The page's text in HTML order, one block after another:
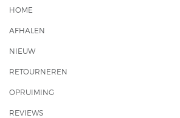
HOME
AFHALEN
NIEUW
RETOURNEREN
OPRUIMING
REVIEWS